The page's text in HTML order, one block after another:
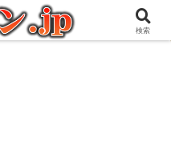
人の愉快な日々を綴るブログ
検索